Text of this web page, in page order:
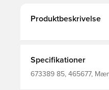
Produktbeskrivelse
Specifikationer
673389 85, 465677,